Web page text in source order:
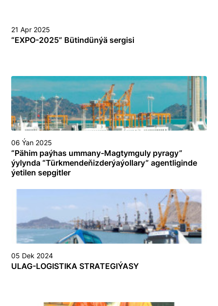
21 Apr 2025
“EХPO-2025” Bütindünýä sergisi
06 Ýan 2025
“Pähim paýhas ummany-Magtymguly pyragy”
ýylynda “Türkmendeňizderýaýollary” agentliginde
ýetilen sepgitler
05 Dek 2024
ULAG-LOGISTIKA STRATEGIÝASY